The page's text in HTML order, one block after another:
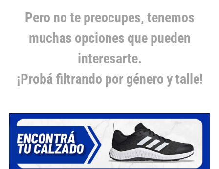
Pero no te preocupes, tenemos
muchas opciones que pueden
interesarte.
¡Probá filtrando por género y talle!